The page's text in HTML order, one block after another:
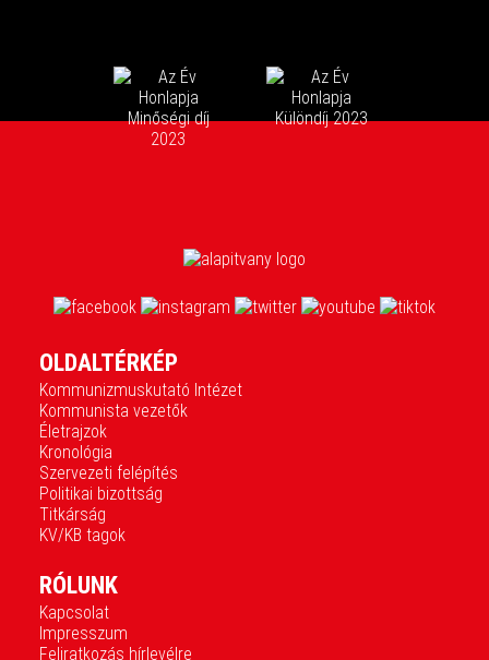
OLDALTÉRKÉP
Kommunizmuskutató Intézet
Kommunista vezetők
Életrajzok
Kronológia
Szervezeti felépítés
Politikai bizottság
Titkárság
KV/KB tagok
RÓLUNK
Kapcsolat
Impresszum
Feliratkozás hírlevélre